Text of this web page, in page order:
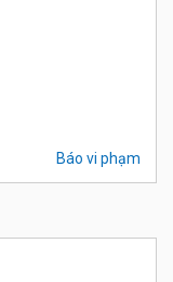
Báo vi phạm